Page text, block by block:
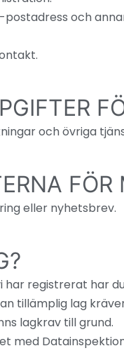
och
och övriga
eller nyhetsbrev.
registrerat har
tillämplig lag
lagkrav till grund.
med